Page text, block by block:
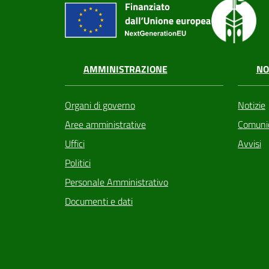
AMMINISTRAZIONE
Organi di governo
Aree amministrative
Uffici
Politici
Personale Amministrativo
Documenti e dati
Notizie
Avvisi